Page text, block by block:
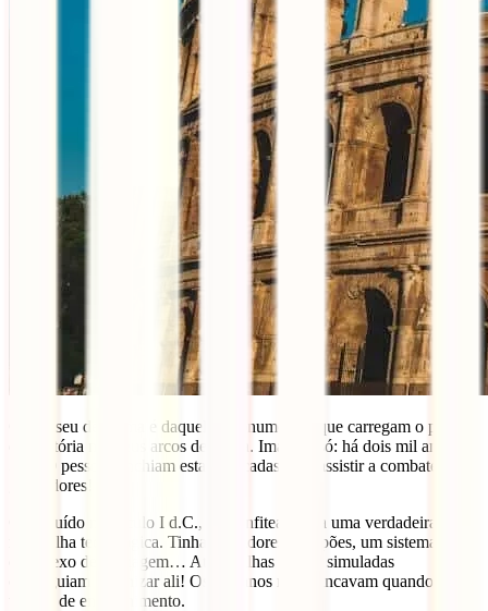
O Coliseu de Roma é daqueles monumentos que carregam o peso
da História nos seus arcos de pedra. Imagina só: há dois mil anos,
50.000 pessoas enchiam estas bancadas para assistir a combates de
gladiadores!
Construído no século I d.C., este anfiteatro era uma verdadeira
maravilha tecnológica. Tinha elevadores, alçapões, um sistema
complexo de drenagem… Até batalhas navais simuladas
conseguiam organizar ali! Os romanos não brincavam quando se
tratava de entretenimento.